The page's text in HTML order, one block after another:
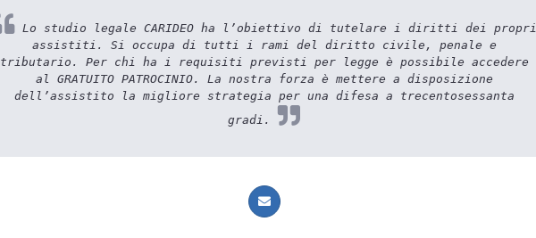
Lo studio legale CARIDEO ha l’obiettivo di tutelare i diritti dei propri
assistiti. Si occupa di tutti i rami del diritto civile, penale e
tributario. Per chi ha i requisiti previsti per legge è possibile accedere
al GRATUITO PATROCINIO. La nostra forza è mettere a disposizione
dell’assistito la migliore strategia per una difesa a trecentosessanta
gradi.